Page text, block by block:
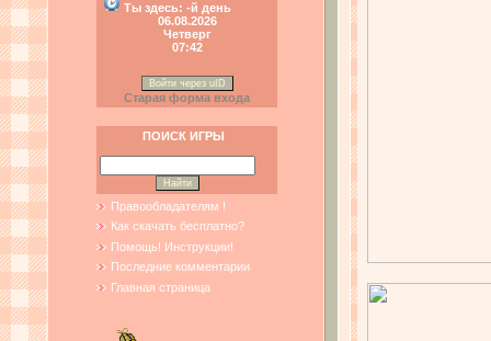
Ты здесь: -й день
06.08.2026
Четверг
07:42
Войти через uID
Старая форма входа
ПОИСК ИГРЫ
Правообладателям !
Как скачать бесплатно?
Помощь! Инструкции!
Последние комментарии
Главная страница